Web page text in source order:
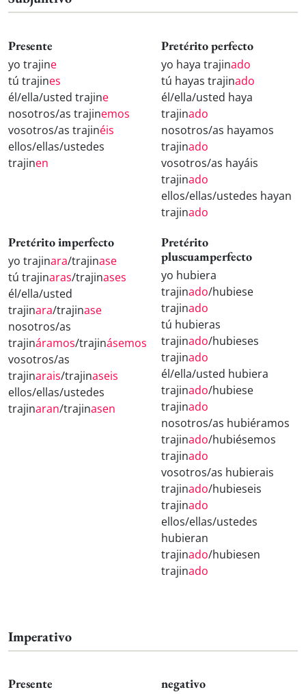
Presente
yo trajine
tú trajines
él/ella/usted trajine
nosotros/as trajinemos
vosotros/as trajinéis
ellos/ellas/ustedes
trajinen
Pretérito perfecto
yo haya trajinado
tú hayas trajinado
él/ella/usted haya
trajinado
nosotros/as hayamos
trajinado
vosotros/as hayáis
trajinado
ellos/ellas/ustedes hayan
trajinado
Pretérito imperfecto
yo trajinara/trajinase
tú trajinaras/trajinases
él/ella/usted
trajinara/trajinase
nosotros/as
trajináramos/trajinásemos
vosotros/as
trajinarais/trajinaseis
ellos/ellas/ustedes
trajinaran/trajinasen
Pretérito
pluscuamperfecto
yo hubiera
trajinado/hubiese
trajinado
tú hubieras
trajinado/hubieses
trajinado
él/ella/usted hubiera
trajinado/hubiese
trajinado
nosotros/as hubiéramos
trajinado/hubiésemos
trajinado
vosotros/as hubierais
trajinado/hubieseis
trajinado
ellos/ellas/ustedes
hubieran
trajinado/hubiesen
trajinado
Imperativo
Presente negativo